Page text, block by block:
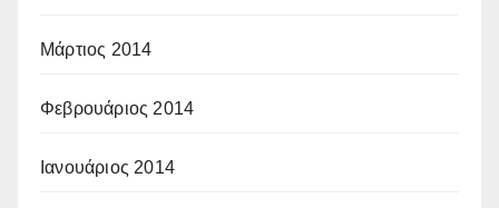
Μάρτιος 2014
Φεβρουάριος 2014
Ιανουάριος 2014